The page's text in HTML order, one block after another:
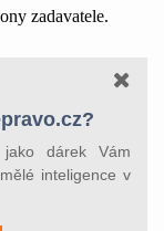
zadavatele.
dárek Vám
inteligence v